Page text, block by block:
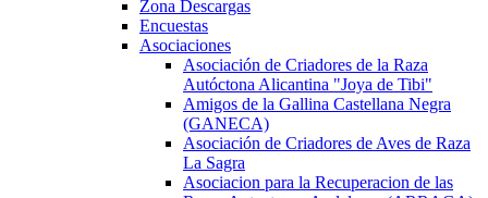
Zona Descargas
Encuestas
Asociaciones
Asociación de Criadores de la Raza
Autóctona Alicantina "Joya de Tibi"
Amigos de la Gallina Castellana Negra
(GANECA)
Asociación de Criadores de Aves de Raza
La Sagra
Asociacion para la Recuperacion de las